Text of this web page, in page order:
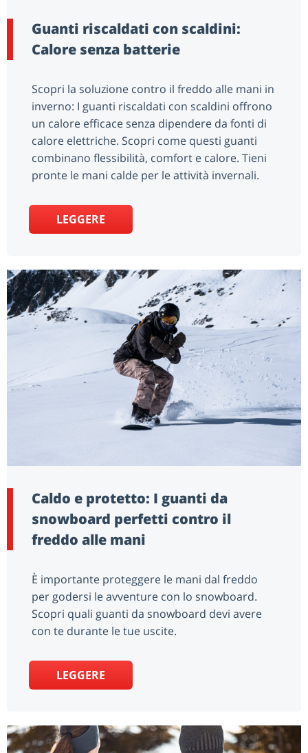
Guanti riscaldati con scaldini:
Calore senza batterie
Scopri la soluzione contro il freddo alle mani in
inverno: I guanti riscaldati con scaldini offrono
un calore efficace senza dipendere da fonti di
calore elettriche. Scopri come questi guanti
combinano flessibilità, comfort e calore. Tieni
pronte le mani calde per le attività invernali.
LEGGERE
Caldo e protetto: I guanti da
snowboard perfetti contro il
freddo alle mani
È importante proteggere le mani dal freddo
per godersi le avventure con lo snowboard.
Scopri quali guanti da snowboard devi avere
con te durante le tue uscite.
LEGGERE